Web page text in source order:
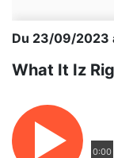
Du 23/09/2023
What It Iz
0:00